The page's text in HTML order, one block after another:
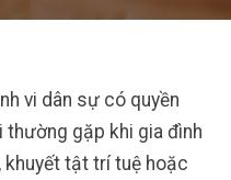
vi dân sự có quyền
thường gặp khi gia đình
tật trí tuệ hoặc